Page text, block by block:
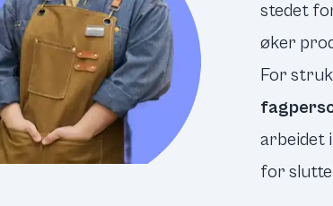
stedet
øker
For
arbeidet
for